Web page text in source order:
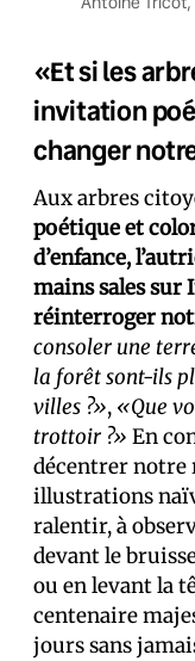
«Et si les
invitation
changer
Aux arbres
poétique et
d’enfance,
mains sales sur
réinterroger
consoler une
la forêt sont-ils
villes ?», «Que
trottoir ?» En
décentrer notre
illustrations
ralentir, à
devant le
ou en levant la
centenaire
jours sans